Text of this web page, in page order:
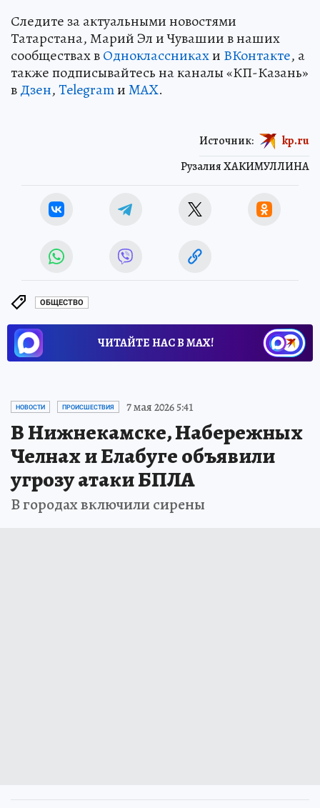
Следите за актуальными новостями
Татарстана, Марий Эл и Чувашии в наших
сообществах вОдноклассникахи ВКонтакте, а
также подписывайтесь на каналы «КП-Казань»
вДзен,TelegramиMAX.
Рузалия ХАКИМУЛЛИНА
Источник: kp.ru
ОБЩЕСТВО
ЧИТАЙТЕ НАС В МАХ!
НОВОСТИ ПРОИСШЕСТВИЯ 7 мая 2026 5:41
В Нижнекамске, Набережных
Челнах и Елабуге объявили
угрозу атаки БПЛА
В городах включили сирены